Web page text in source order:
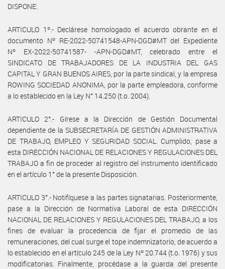
DISPONE:
ARTICULO 1º.- Declárese homologado el acuerdo obrante en el
documento Nº RE-2022-50741548-APN-DGD#MT del Expediente
Nº EX-2022-50741587- -APN-DGD#MT, celebrado entre el
SINDICATO DE TRABAJADORES DE LA INDUSTRIA DEL GAS
CAPITAL Y GRAN BUENOS AIRES, por la parte sindical, y la empresa
ROWING SOCIEDAD ANONIMA, por la parte empleadora, conforme
a lo establecido en la Ley N° 14.250 (t.o. 2004).
ARTICULO 2°.- Gírese a la Dirección de Gestión Documental
dependiente de la SUBSECRETARÍA DE GESTIÓN ADMINISTRATIVA
DE TRABAJO, EMPLEO Y SEGURIDAD SOCIAL. Cumplido, pase a
esta DIRECCIÓN NACIONAL DE RELACIONES Y REGULACIONES DEL
TRABAJO a fin de proceder al registro del instrumento identificado
en el artículo 1° de la presente Disposición.
ARTICULO 3°.- Notifíquese a las partes signatarias. Posteriormente,
pase a la Dirección de Normativa Laboral de esta DIRECCIÓN
NACIONAL DE RELACIONES Y REGULACIONES DEL TRABAJO, a los
fines de evaluar la procedencia de fijar el promedio de las
remuneraciones, del cual surge el tope indemnizatorio, de acuerdo a
lo establecido en el artículo 245 de la Ley Nº 20.744 (t.o. 1976) y sus
modificatorias. Finalmente, procédase a la guarda del presente